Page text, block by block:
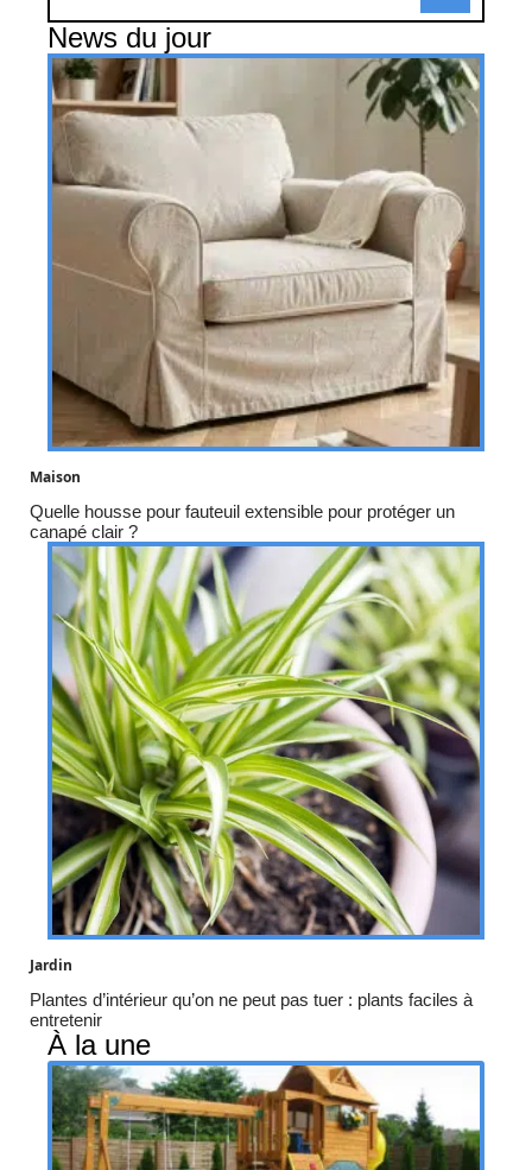
News du jour
Maison
Quelle housse pour fauteuil extensible pour protéger un
canapé clair ?
Jardin
Plantes d’intérieur qu’on ne peut pas tuer : plants faciles à
entretenir
À la une